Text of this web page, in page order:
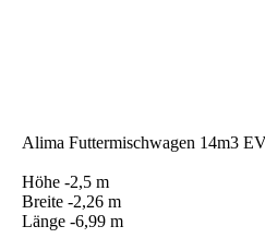
Alima Futtermischwagen 14m3
Höhe -2,5 m
Breite -2,26 m
Länge -6,99 m